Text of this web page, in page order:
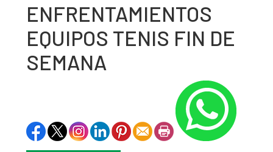
ENFRENTAMIENTOS
EQUIPOS TENIS FIN DE
SEMANA